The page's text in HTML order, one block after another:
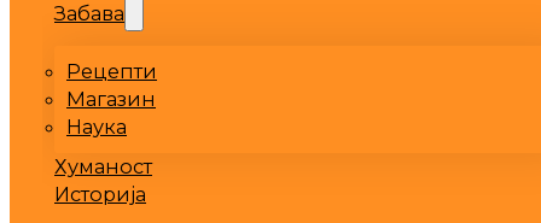
Забава
Рецепти
Магазин
Наука
Хуманост
Историја